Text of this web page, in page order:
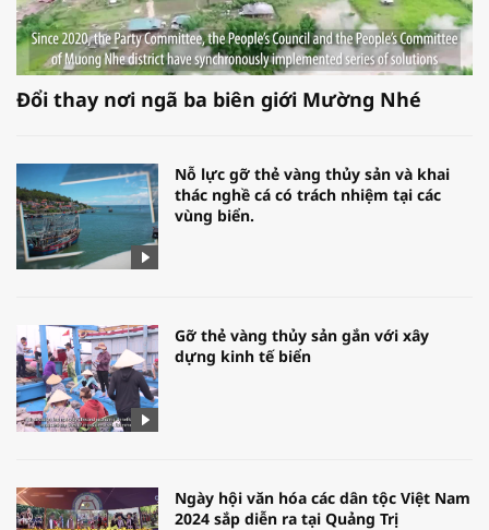
Đổi thay nơi ngã ba biên giới Mường Nhé
Nỗ lực gỡ thẻ vàng thủy sản và khai
thác nghề cá có trách nhiệm tại các
vùng biển.
Gỡ thẻ vàng thủy sản gắn với xây
dựng kinh tế biển
Ngày hội văn hóa các dân tộc Việt Nam
2024 sắp diễn ra tại Quảng Trị